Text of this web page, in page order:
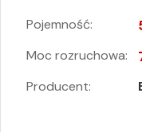
Pojemność:
Moc rozruchowa:
Producent: